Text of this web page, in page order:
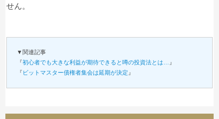
せん。
▼関連記事
『初心者でも大きな利益が期待できると噂の投資法とは…』
『 ビットマスター債権者集会は延期が決定』